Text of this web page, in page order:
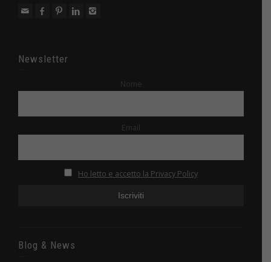
Newsletter
Nome
Email
Ho letto e accetto la Privacy Policy
Blog & News